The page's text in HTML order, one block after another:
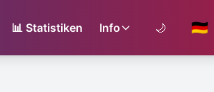
📊 Statistiken Info 🌙 🇩🇪